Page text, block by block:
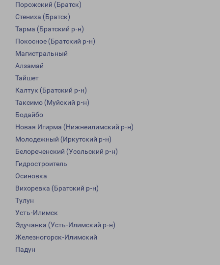
Порожский (Братск)
Стениха (Братск)
Тарма (Братский р-н)
Покосное (Братский р-н)
Магистральный
Алзамай
Тайшет
Калтук (Братский р-н)
Таксимо (Муйский р-н)
Бодайбо
Новая Игирма (Нижнеилимский р-н)
Молодежный (Иркутский р-н)
Белореченский (Усольский р-н)
Гидростроитель
Осиновка
Вихоревка (Братский р-н)
Тулун
Усть-Илимск
Эдучанка (Усть-Илимский р-н)
Железногорск-Илимский
Падун